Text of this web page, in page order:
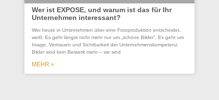
Wer ist EXPOSE, und warum ist das für Ihr
Unternehmen interessant?
Wer heute in Unternehmen über eine Fotoproduktion entscheidet,
weiß: Es geht längst nicht mehr nur um „schöne Bilder“. Es geht um
Image, Vertrauen und Sichtbarkeit der Unternehmenskompetenz.
Bilder sind kein Beiwerk mehr – sie sind
MEHR »